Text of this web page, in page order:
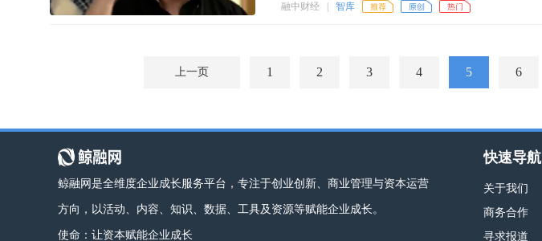
融中财经 智库
上一页 1 2 3 4 5 6
鲸融网是全维度企业成长服务平台，专注于创业创新、商业管理与资本运营
方向，以活动、内容、知识、数据、工具及资源等赋能企业成长。
使命：让资本赋能企业成长
快速导航
关于我们
商务合作
寻求报道